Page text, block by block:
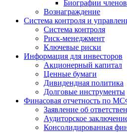
Биографии
Вознаграждение
Система контроля и
Система контроля
Риск-менеджмент
Ключевые риски
Информация для инвесторов
Акционерный капитал
Ценные бумаги
Дивидендная политика
Долговые инструменты
Финасовая отчетность по
Заявление об
Аудиторское
Консолидированная